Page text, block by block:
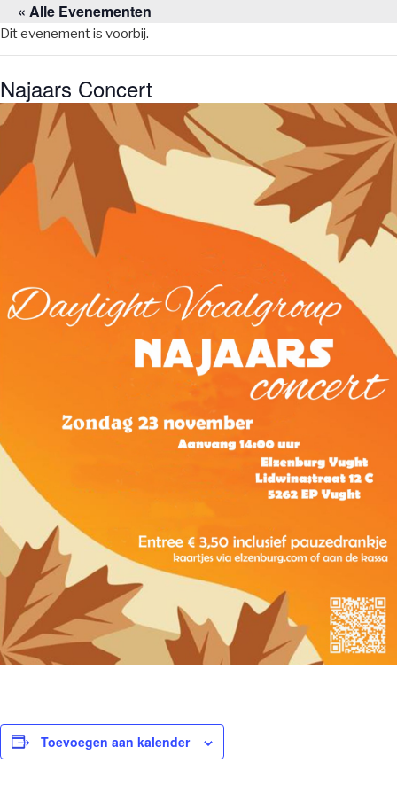
Naar
de
inhoud
« Alle Evenementen
Dit evenement is voorbij.
Najaars Concert
Toevoegen aan kalender